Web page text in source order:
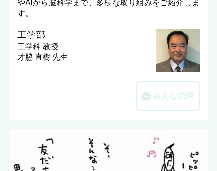
やAIから脳科学まで、多様な取り組みをご紹介しま
す。
工学部
工学科 教授
才脇 直樹 先生
みんなの声